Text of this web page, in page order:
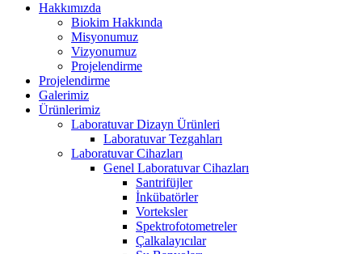
Hakkımızda
Biokim Hakkında
Misyonumuz
Vizyonumuz
Projelendirme
Projelendirme
Galerimiz
Ürünlerimiz
Laboratuvar Dizayn Ürünleri
Laboratuvar Tezgahları
Laboratuvar Cihazları
Genel Laboratuvar Cihazları
Santrifüjler
İnkübatörler
Vorteksler
Spektrofotometreler
Çalkalayıcılar